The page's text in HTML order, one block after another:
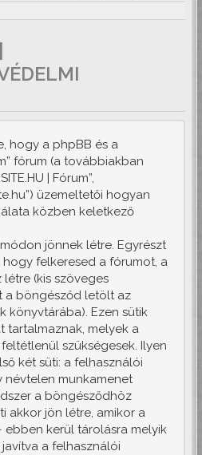
hogy a phpBB és a
fórum (a továbbiakban
| Fórum”,
üzemeltetői hogyan
közben keletkező
jönnek létre. Egyrészt
hogy felkeresed a fórumot, a
(kis szöveges
a böngésződ letölt az
könyvtárába). Ezen sütik
tartalmaznak, melyek a
szükségesek. Ilyen
két süti: a felhasználói
névtelen munkamenet
a böngésződhöz
akkor jön létre, amikor a
kerül tárolásra melyik
a felhasználói